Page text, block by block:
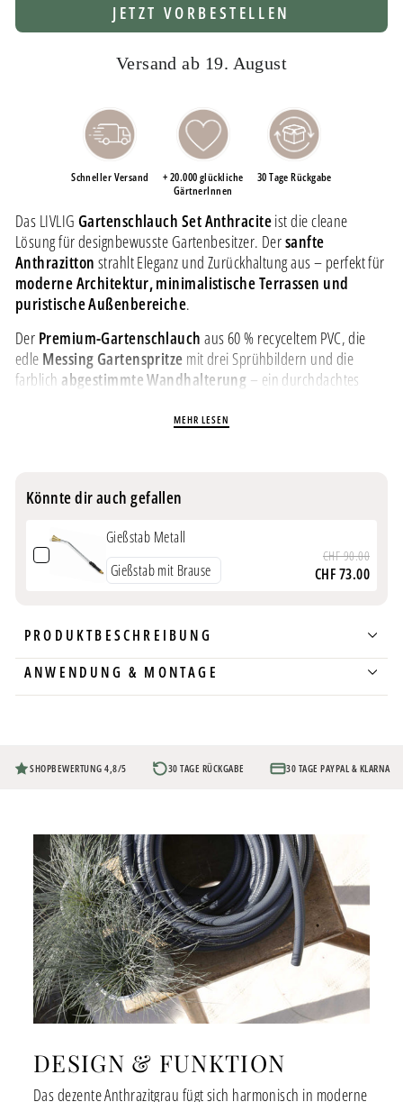
JETZT VORBESTELLEN
Versand ab 19. August
Schneller Versand
+ 20.000 glückliche
GärtnerInnen
30 Tage Rückgabe
Das LIVLIG Gartenschlauch Set Anthraciteist die cleane
Lösung für designbewusste Gartenbesitzer. Dersanfte
Anthrazitton strahlt Eleganz und Zurückhaltung aus – perfekt für
moderne Architektur, minimalistische Terrassen und
puristische Außenbereiche.
Der Premium-Gartenschlauch aus 60 % recyceltem PVC, die
edle Messing Gartenspritze mit drei Sprühbildern und die
farblich abgestimmte Wandhalterung – ein durchdachtes
Wandschlauchhalter – sofort startklar
phthalatfrei & UV-beständig
Edle Messing-Spritzemit 3 Sprühbildern: Nebel, Regen,
Wasserstrahl
stilvoll
Clean Design in Anthrazit – perfekt für moderne Gärten &
Architektur
Sparpreisgegenüber Einzelkauf
MEHR LESEN
Könnte dir auch gefallen
Gießstab Metall
CHF 90.00
CHF 73.00
PRODUKTBESCHREIBUNG
ANWENDUNG & MONTAGE
SHOPBEWERTUNG 4,8/5 30 TAGE RÜCKGABE 30 TAGE PAYPAL & KLARNA
DESIGN & FUNKTION
Das dezente Anthrazitgrau fügt sich harmonisch in moderne